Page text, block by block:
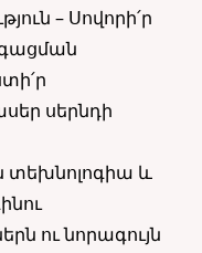
– Սովորի՛ր
սերնդի
տեխնոլոգիա և
ու նորագույն